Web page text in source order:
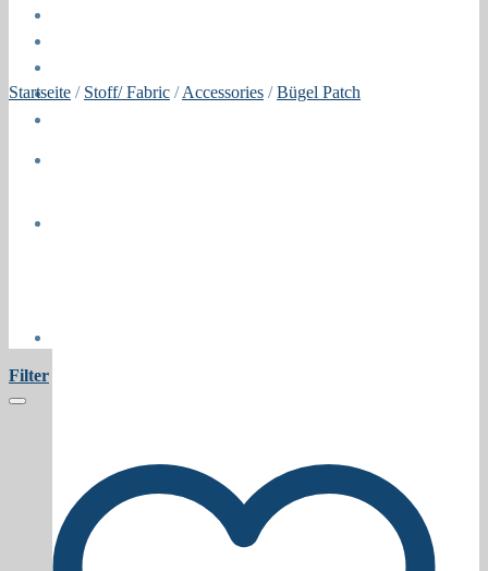
Press
Startseite / Stoff/ Fabric / Accessories / Bügel Patch
Filter